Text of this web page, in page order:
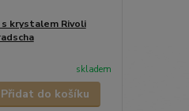
krystalem Rivoli
skladem
Přidat do košíku